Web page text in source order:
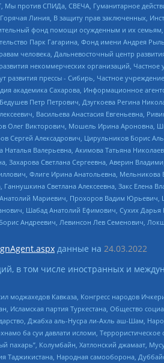
против СПИДа, СВЕЧА, Гуманитарное
Линия, В защиту прав заключенных,
фонд помощи осужденным и их
Парк Гагарина, Фонд имени Андрея
человека, Дальневосточный центр
некоммерческих организаций, Частное
прессы - Сибирь, Частное
академика Сахарова, Информационное
Петр Петрович, Дзугкоева Регина
Васильева Анастасия Евгеньевна,
Олег Викторович, Мошель Ирина Ароновна,
Сергей Алексадрович, Цирульников Борис
Валерьевна, Акимова Татьяна
Захарова Светлана Сергеевна, Аверин
Флиге Ирина Анатольевна,
Ганнушкина Светлана Алексеевна, Закс
Мариевич, Прохоров Вадим Юрьевич,
Шабад Анатолий Ефимович, Сухих
Андреевич, Левинсон Лев Семенович,
данные на 24.03.2022
в том числе иностранных и
Кавказа, Конгресс народов
Исламская партия Туркестана, Общество
Джабха аль-Нусра ли-Ахль аш-Шам,
ба суи давлати исломи,
пахарь”, Колумбайн, Хатлонский джамаат,
Таджикистана, Народная самооборона,